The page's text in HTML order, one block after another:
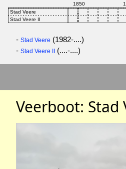
- Stad Veere (1982-....)
- Stad Veere II (....-....)
Veerboot: Stad